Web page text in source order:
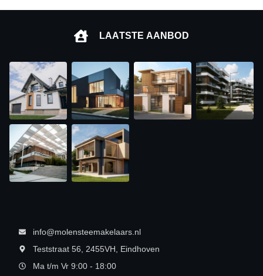
LAATSTE AANBOD
info@molensteemakelaars.nl
Teststraat 56, 2455VH, Eindhoven
Ma t/m Vr 9:00 - 18:00